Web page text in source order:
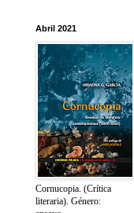
Abril 2021
Cornucopia. (Crítica
literaria). Género: